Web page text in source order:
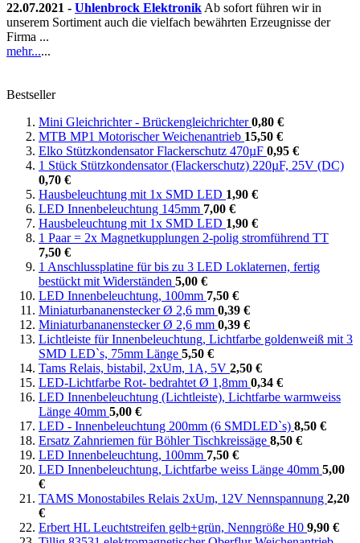
22.07.2021 - Uhlenbrock Elektronik Ab sofort führen wir in
unserem Sortiment auch die vielfach bewährten Erzeugnisse der
Firma ...
mehr......
Bestseller
Mini Gleichrichter - Brückengleichrichter0,80 €
MTB MP1 Motorischer Weichenantrieb 15,50 €
Elko Stützkondensator Flackerschutz 470µF 0,95 €
1 Stück Stützkondensator (Flackerschutz) 220µF, 25V (DC)
0,70 €
Hausbeleuchtung mit 1x SMD LED 1,90 €
LED Innenbeleuchtung 145mm 7,00 €
Hausbeleuchtung mit 1x SMD LED 1,90 €
1 Paar = 2x Magnetkupplungen 2-polig stromführend TT
7,50 €
1 Anschlussplatine für bis zu 3 LED Loklaternen, fertig
bestückt mit Widerständen 5,00 €
LED Innenbeleuchtung, 100mm 7,50 €
Miniaturbananenstecker Ø 2,6 mm 0,39 €
Miniaturbananenstecker Ø 2,6 mm 0,39 €
Lichtleiste für Innenbeleuchtung, Lichtfarbe goldenweiß mit 3
SMD LED`s, 75mm Länge 5,50 €
Tams Relais, bistabil, 2xUm, 1A, 5V 2,50 €
LED-Lichtfarbe Rot- bedrahtet Ø 1,8mm 0,34 €
LED Innenbeleuchtung (Lichtleiste), Lichtfarbe warmweiss
Länge 40mm 5,00 €
LED - Innenbeleuchtung 200mm (6 SMDLED`s) 8,50 €
Ersatz Zahnriemen für Böhler Tischkreissäge 8,50 €
LED Innenbeleuchtung, 100mm 7,50 €
LED Innenbeleuchtung, Lichtfarbe weiss Länge 40mm 5,00
€
TAMS Monostabiles Relais 2xUm, 12V Nennspannung 2,20
€
Erbert HL Leuchtstreifen gelb+grün, Nenngröße H0 9,90 €